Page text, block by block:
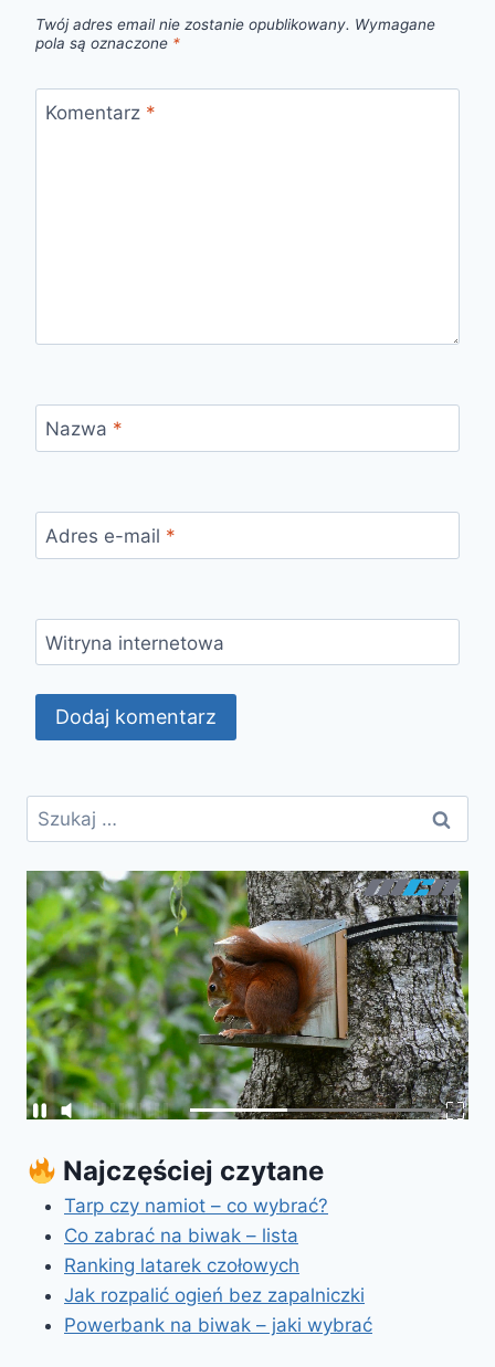
Twój adres email nie zostanie opublikowany. Wymagane
pola są oznaczone *
Komentarz *
Nazwa *
Adres e-mail *
Witryna internetowa
Szukaj:
Najczęściej czytane
Tarp czy namiot – co wybrać?
Co zabrać na biwak – lista
Ranking latarek czołowych
Jak rozpalić ogień bez zapalniczki
Powerbank na biwak – jaki wybrać